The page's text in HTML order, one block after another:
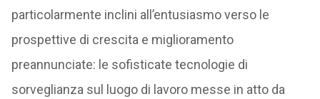
particolarmente inclini all’entusiasmo verso le
prospettive di crescita e miglioramento
preannunciate: le sofisticate tecnologie di
sorveglianza sul luogo di lavoro messe in atto da